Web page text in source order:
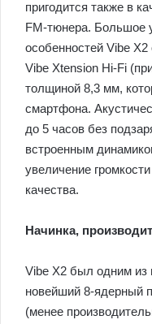
пригодится также в
FM-тюнера. Большое
особенностей Vibe
Vibe Xtension Hi-Fi
толщиной 8,3 мм,
смартфона.
до 5 часов без
встроенным
увеличение
качества.
Начинка,
Vibe X2 был одним
новейший 8-ядерный
(менее